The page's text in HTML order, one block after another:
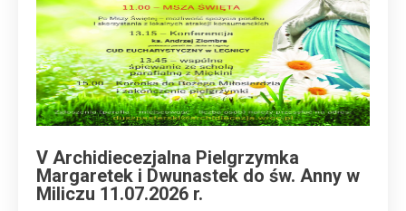
V Archidiecezjalna Pielgrzymka
Margaretek i Dwunastek do św. Anny w
Miliczu 11.07.2026 r.